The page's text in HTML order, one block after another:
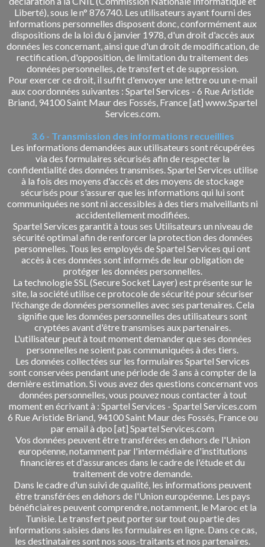
Liberté), sous le n° 876740. Les utilisateurs ayant fourni des
informations personnelles disposent donc, conformément aux
dispositions de la loi du 6 janvier 1978, d'un droit d'accès aux
données les concernant, ainsi que d'un droit de modification, de
rectification, d'opposition, de limitation du traitement des
données personnelles, de transfert et de suppression.
Pour exercer ce droit, il suffit d'envoyer une lettre ou un e-mail
aux coordonnées suivantes : Spartel Services - 6 Rue Aristide
Briand, 94100 Saint Maur des Fossés, France [at] www.Spartel
Services.com.
3.6 - Transmission des informations recueillies
Les informations demandées aux utilisateurs sont récupérées
via des formulaires sécurisés afin de respecter la
confidentialité des données transmises. Spartel Services utilise
à la fois des moyens d'accès et des moyens de stockage
sécurisés pour s'assurer que les informations qui lui sont
communiquées ne sont ni accessibles à des tiers malveillants ni
accidentellement modifiées.
Spartel Services garantit à tous ses Utilisateurs un niveau de
sécurité optimal afin de renforcer la protection des données
personnelles. Tous les employés de Spartel Services qui ont
accès à ces données sont informés de leur obligation de
protéger les données personnelles.
La technologie SSL (Secure Socket Layer) est présente sur le
site, la société utilise ce protocole de sécurité pour sécuriser
l'échange de données personnelles avec ses partenaires. Cela
signifie que les données personnelles des utilisateurs sont
cryptées avant d'être transmises aux partenaires.
L'utilisateur peut à tout moment demander que ses données
personnelles ne soient pas communiquées à des tiers.
Les données collectées sur les formulaires Spartel Services
sont conservées pendant une période de 3 ans à compter de la
dernière estimation. Si vous avez des questions concernant vos
données personnelles, vous pouvez nous contacter à tout
moment en écrivant à : Spartel Services - Spartel Services.com
6 Rue Aristide Briand, 94100 Saint Maur des Fossés, France ou
par email à dpo [at] Spartel Services.com
Vos données peuvent être transférées en dehors de l'Union
européenne, notamment par l'intermédiaire d'institutions
financières et d'assurances dans le cadre de l'étude et du
traitement de votre demande.
Dans le cadre d'un suivi de qualité, les informations peuvent
être transférées en dehors de l'Union européenne. Les pays
bénéficiaires peuvent comprendre, notamment, le Maroc et la
Tunisie. Le transfert peut porter sur tout ou partie des
informations saisies dans les formulaires en ligne. Dans ce cas,
les destinataires sont nos sous-traitants et nos partenaires.